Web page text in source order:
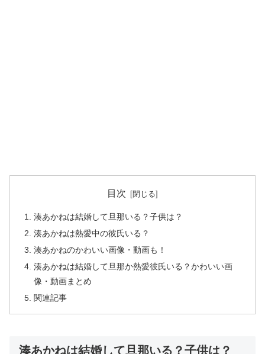
目次
湊あかねは結婚して旦那いる？子供は？
湊あかねは熱愛中の彼氏いる？
湊あかねのかわいい画像・動画も！
湊あかねは結婚して旦那か熱愛彼氏いる？かわいい画
像・動画まとめ
関連記事
湊あかねは結婚して旦那いる？子供は？